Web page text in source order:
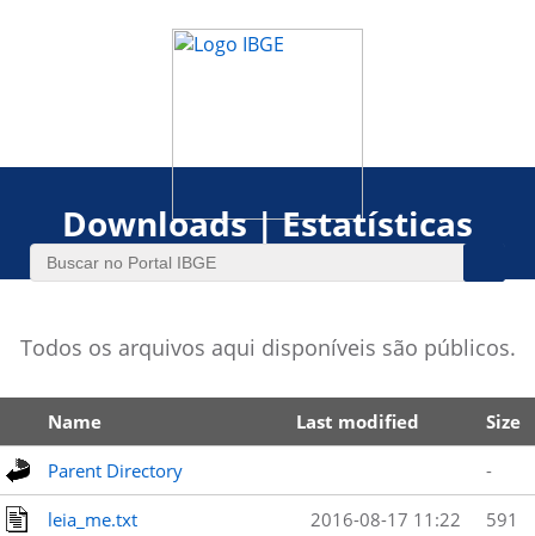
Downloads | Estatísticas
Todos os arquivos aqui disponíveis são públicos.
Name Last modified Size
Parent Directory -
leia_me.txt 2016-08-17 11:22 591